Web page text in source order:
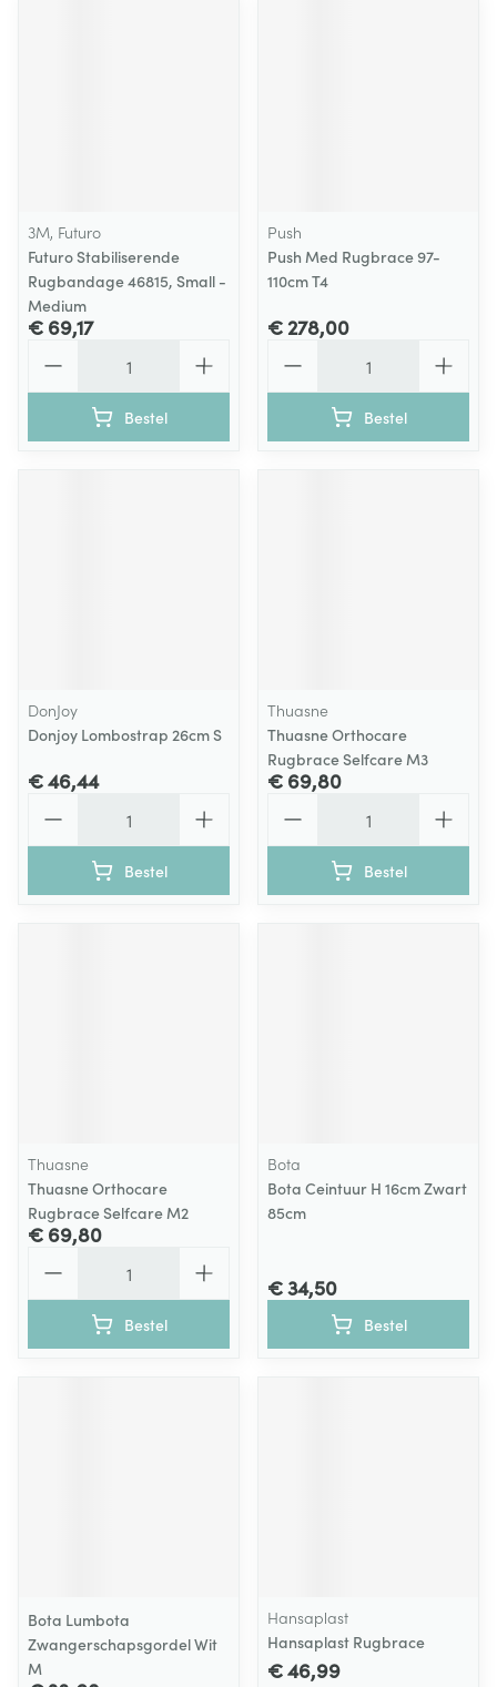
3M, Futuro
Futuro Stabiliserende
Rugbandage 46815, Small -
Medium
€ 69,17
Bestel
Push
Push Med Rugbrace 97-
110cm T4
€ 278,00
Bestel
DonJoy
Donjoy Lombostrap 26cm S
€ 46,44
Bestel
Thuasne
Thuasne Orthocare
Rugbrace Selfcare M3
€ 69,80
Bestel
Thuasne
Thuasne Orthocare
Rugbrace Selfcare M2
€ 69,80
Bestel
Bota
Bota Ceintuur H 16cm Zwart
85cm
€ 34,50
Bestel
Bota Lumbota
Zwangerschapsgordel Wit
M
Hansaplast
Hansaplast Rugbrace
€ 46,99